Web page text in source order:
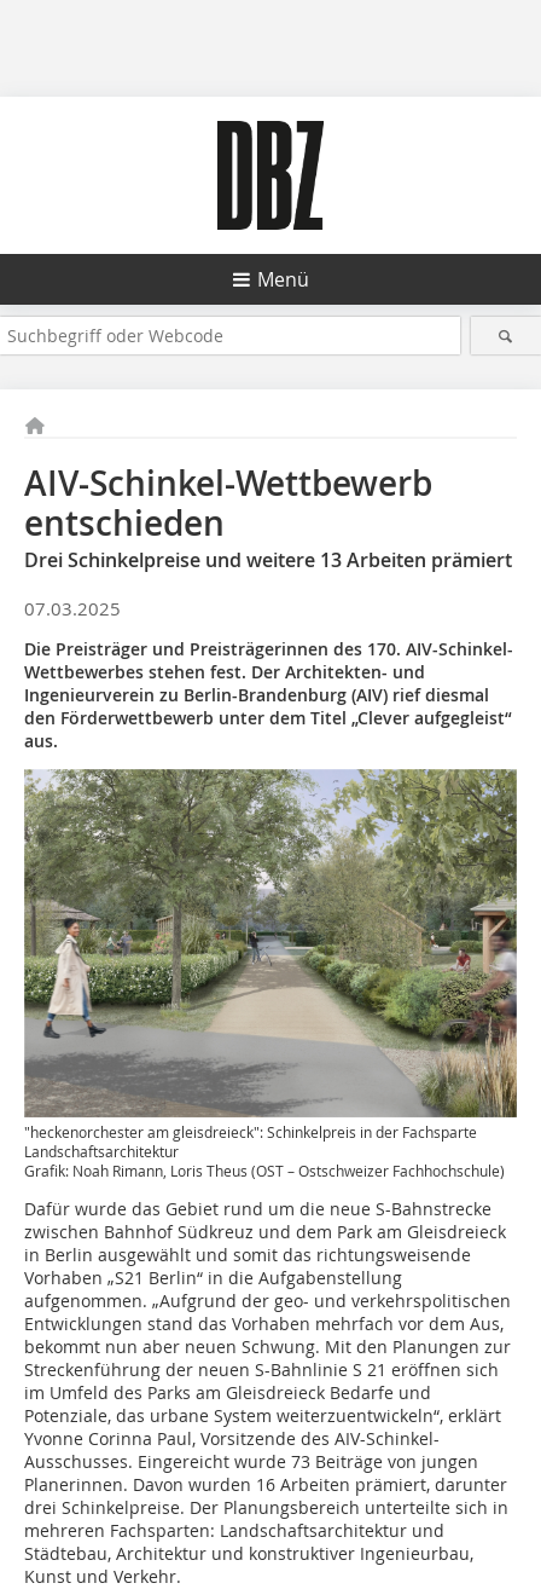
Menü
AIV-Schinkel-Wettbewerb
entschieden
Drei Schinkelpreise und weitere 13 Arbeiten prämiert
07.03.2025
Die Preisträger und Preisträgerinnen des 170. AIV-Schinkel-
Wettbewerbes stehen fest. Der Architekten- und
Ingenieurverein zu Berlin-Brandenburg (AIV) rief diesmal
den Förderwettbewerb unter dem Titel „Clever aufgegleist“
aus.
"heckenorchester am gleisdreieck": Schinkelpreis in der Fachsparte
Landschaftsarchitektur
Grafik: Noah Rimann, Loris Theus (OST – Ostschweizer Fachhochschule)
Dafür wurde das Gebiet rund um die neue S-Bahnstrecke
zwischen Bahnhof Südkreuz und dem Park am Gleisdreieck
in Berlin ausgewählt und somit das richtungsweisende
Vorhaben „S21 Berlin“ in die Aufgabenstellung
aufgenommen. „Aufgrund der geo- und verkehrspolitischen
Entwicklungen stand das Vorhaben mehrfach vor dem Aus,
bekommt nun aber neuen Schwung. Mit den Planungen zur
Streckenführung der neuen S-Bahnlinie S 21 eröffnen sich
im Umfeld des Parks am Gleisdreieck Bedarfe und
Potenziale, das urbane System weiterzuentwickeln“, erklärt
Yvonne Corinna Paul, Vorsitzende des AIV-Schinkel-
Ausschusses. Eingereicht wurde 73 Beiträge von jungen
Planerinnen. Davon wurden 16 Arbeiten prämiert, darunter
drei Schinkelpreise. Der Planungsbereich unterteilte sich in
mehreren Fachsparten: Landschaftsarchitektur und
Städtebau, Architektur und konstruktiver Ingenieurbau,
Kunst und Verkehr.